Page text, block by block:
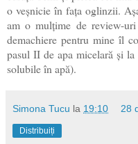
o veșnicie în fața oglinzii.
am o mulțime de review-
demachiere pentru mine îl
pasul II de apa micelară și
solubile în apă).
Simona Tucu la 19:10 28
Distribuiți